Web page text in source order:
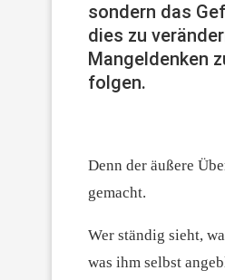
sondern das
dies zu
Mangeldenken
folgen.
Denn der äußere
gemacht.
Wer ständig sieht,
was ihm selbst